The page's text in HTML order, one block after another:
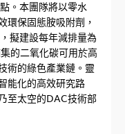
。本團隊將以零水
環保固態胺吸附劑，
擬建設每年減排量為
的二氧化碳可用於高
術的綠色產業鏈。靈
能化的高效研究路
至太空的DAC技術部